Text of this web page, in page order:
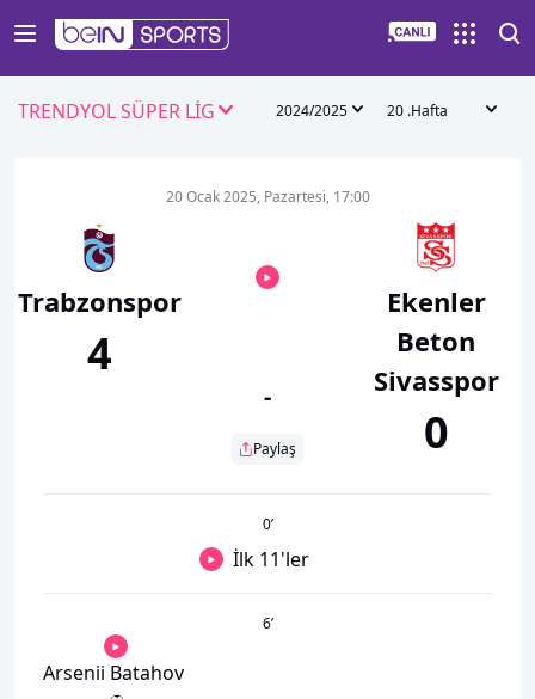
TRENDYOL SÜPER LİG 2024/2025 20 .Hafta
Trabzonspor
4
20 Ocak 2025, Pazartesi, 17:00
-
Paylaş
Ekenler
Beton
Sivasspor
0
0’
İlk 11'ler
6’
Arsenii Batahov